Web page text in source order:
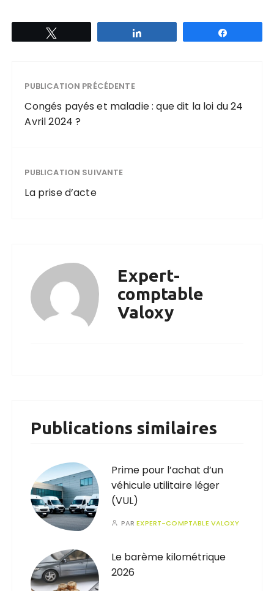
PUBLICATION PRÉCÉDENTE
Congés payés et maladie : que dit la loi du 24
Avril 2024 ?
PUBLICATION SUIVANTE
La prise d’acte
Expert-
comptable
Valoxy
Publications similaires
Prime pour l’achat d’un
véhicule utilitaire léger
(VUL)
PAREXPERT-COMPTABLE VALOXY
Le barème kilométrique
2026